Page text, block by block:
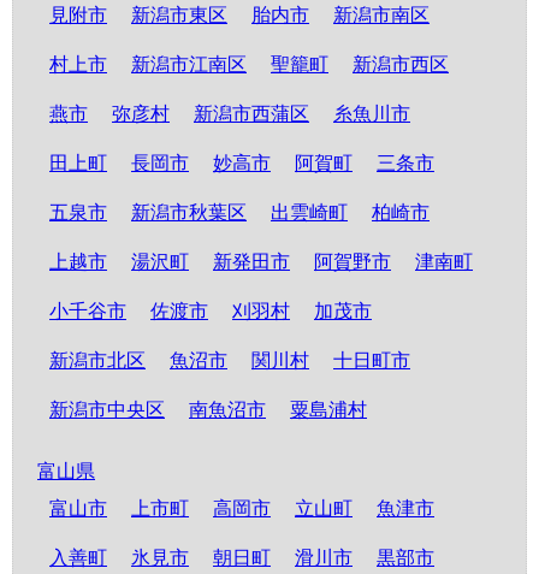
見附市
新潟市東区 胎内市 新潟市南区
村上市 新潟市江南区 聖籠町 新潟市西区
燕市 弥彦村 新潟市西蒲区 糸魚川市
田上町 長岡市 妙高市 阿賀町 三条市
五泉市 新潟市秋葉区 出雲崎町 柏崎市
上越市 湯沢町 新発田市 阿賀野市 津南町
小千谷市 佐渡市 刈羽村 加茂市
新潟市北区 魚沼市 関川村 十日町市
新潟市中央区 南魚沼市 粟島浦村
富山県
富山市
上市町 高岡市 立山町 魚津市
入善町 氷見市 朝日町 滑川市 黒部市